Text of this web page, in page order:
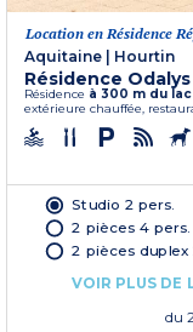
Location en Résidence
Aquitaine | Hourtin
Résidence
Résidence à 300 m du
extérieure chauffée,
Studio 2 pers.
2 pièces 4 pers.
2 pièces duplex
VOIR PLUS DE
du